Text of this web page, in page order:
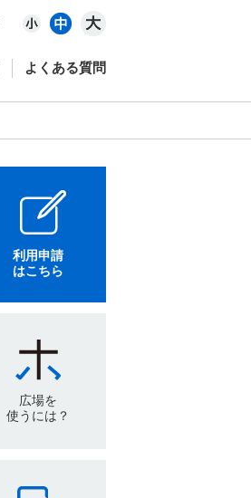
よくある質問
利用申請
はこちら
広場を
使うには？